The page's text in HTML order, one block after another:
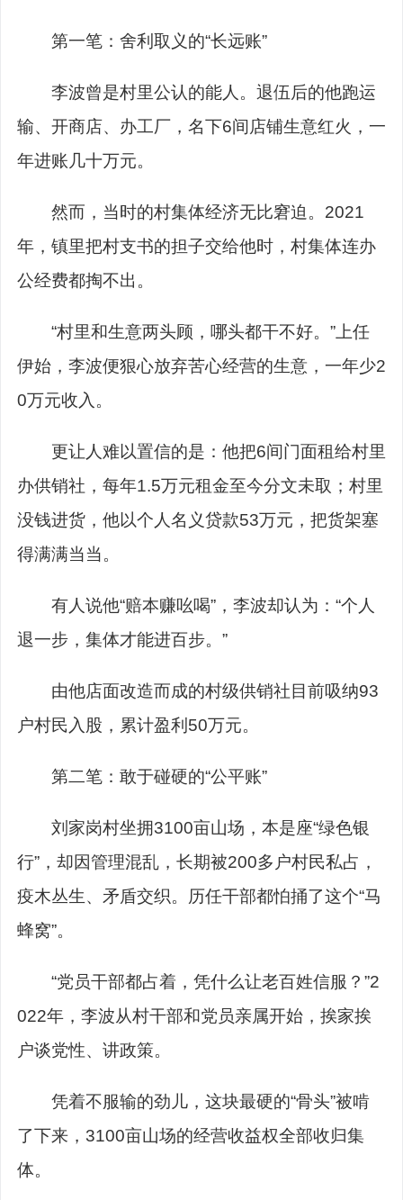
第一笔：舍利取义的“长远账”
李波曾是村里公认的能人。退伍后的他跑运
输、开商店、办工厂，名下6间店铺生意红火，一
年进账几十万元。
然而，当时的村集体经济无比窘迫。2021
年，镇里把村支书的担子交给他时，村集体连办
公经费都掏不出。
“村里和生意两头顾，哪头都干不好。”上任
伊始，李波便狠心放弃苦心经营的生意，一年少2
0万元收入。
更让人难以置信的是：他把6间门面租给村里
办供销社，每年1.5万元租金至今分文未取；村里
没钱进货，他以个人名义贷款53万元，把货架塞
得满满当当。
有人说他“赔本赚吆喝”，李波却认为：“个人
退一步，集体才能进百步。”
由他店面改造而成的村级供销社目前吸纳93
户村民入股，累计盈利50万元。
第二笔：敢于碰硬的“公平账”
刘家岗村坐拥3100亩山场，本是座“绿色银
行”，却因管理混乱，长期被200多户村民私占，
疫木丛生、矛盾交织。历任干部都怕捅了这个“马
蜂窝”。
“党员干部都占着，凭什么让老百姓信服？”2
022年，李波从村干部和党员亲属开始，挨家挨
户谈党性、讲政策。
凭着不服输的劲儿，这块最硬的“骨头”被啃
了下来，3100亩山场的经营收益权全部收归集
体。